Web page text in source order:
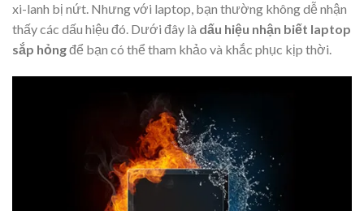
xi-lanh bị nứt. Nhưng với laptop, bạn thường không dễ nhận
thấy các dấu hiệu đó. Dưới đây là dấu hiệu nhận biết laptop
sắp hỏngđể bạn có thể tham khảo và khắc phục kịp thời.